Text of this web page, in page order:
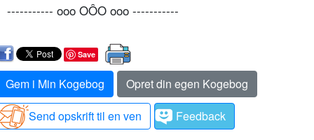
----------- ooo OÔO ooo -----------
Save
Gem i Min Kogebog
Opret din egen Kogebog
Send opskrift til en ven
Feedback